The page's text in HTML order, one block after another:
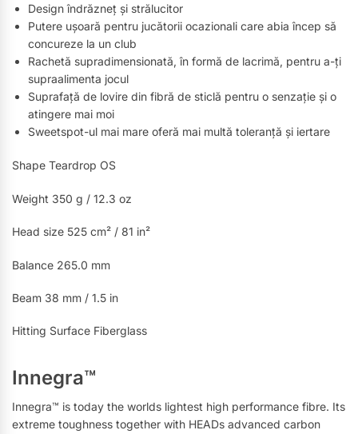
Design îndrăzneț și strălucitor
Putere ușoară pentru jucătorii ocazionali care abia încep să
concureze la un club
Rachetă supradimensionată, în formă de lacrimă, pentru a-ți
supraalimenta jocul
Suprafață de lovire din fibră de sticlă pentru o senzație și o
atingere mai moi
Sweetspot-ul mai mare oferă mai multă toleranță și iertare
Shape Teardrop OS
Weight 350 g / 12.3 oz
Head size 525 cm² / 81 in²
Balance 265.0 mm
Beam 38 mm / 1.5 in
Hitting Surface Fiberglass
Innegra™
Innegra™ is today the worlds lightest high performance fibre. Its
extreme toughness together with HEADs advanced carbon